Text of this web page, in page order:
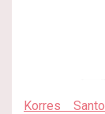
Korres